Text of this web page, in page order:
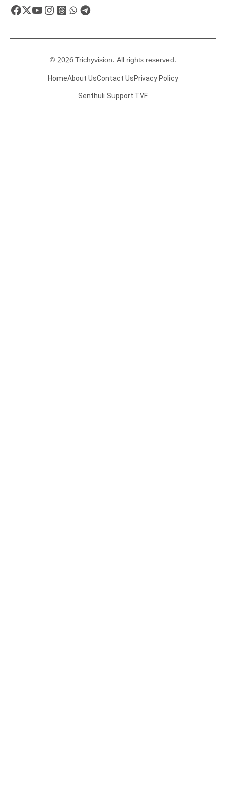
© 2026 Trichyvision. All rights reserved.
HomeAbout UsContact UsPrivacy Policy
Senthuli Support TVF